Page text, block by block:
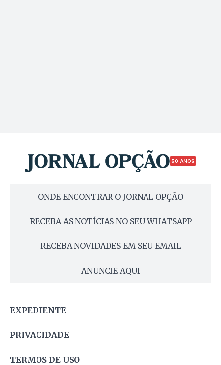
50 ANOS
ONDE ENCONTRAR O JORNAL OPÇÃO
RECEBA AS NOTÍCIAS NO SEU WHATSAPP
RECEBA NOVIDADES EM SEU EMAIL
ANUNCIE AQUI
EXPEDIENTE
PRIVACIDADE
TERMOS DE USO